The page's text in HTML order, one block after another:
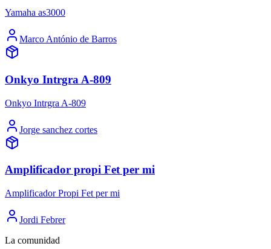
Yamaha as3000
Marco António de Barros
Onkyo Intrgra A-809
Onkyo Intrgra A-809
Jorge sanchez cortes
Amplificador propi Fet per mi
Amplificador Propi Fet per mi
Jordi Febrer
La comunidad